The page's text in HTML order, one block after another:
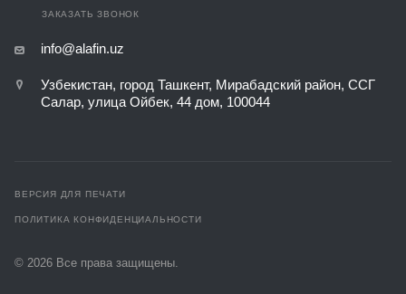
ЗАКАЗАТЬ ЗВОНОК
info@alafin.uz
Узбекистан, город Ташкент, Мирабадский район, ССГ
Салар, улица Ойбек, 44 дом, 100044
ВЕРСИЯ ДЛЯ ПЕЧАТИ
ПОЛИТИКА КОНФИДЕНЦИАЛЬНОСТИ
© 2026 Все права защищены.